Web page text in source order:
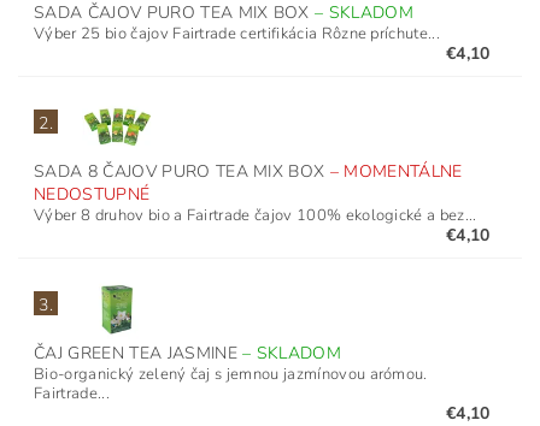
SADA ČAJOV PURO TEA MIX BOX– SKLADOM
Výber 25 bio čajov Fairtrade certifikácia Rôzne príchute...
€4,10
2.
SADA 8 ČAJOV PURO TEA MIX BOX – MOMENTÁLNE
NEDOSTUPNÉ
Výber 8 druhov bio a Fairtrade čajov 100% ekologické a bez...
€4,10
3.
ČAJ GREEN TEA JASMINE– SKLADOM
Bio-organický zelený čaj s jemnou jazmínovou arómou.
Fairtrade...
€4,10